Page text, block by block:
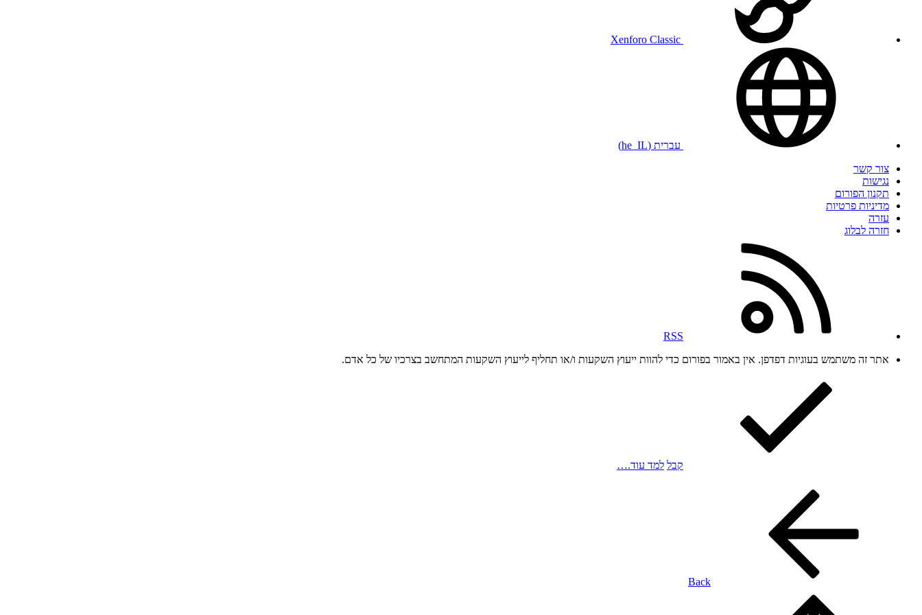
עברית (he_IL)
צור קשר
נגישות
תקנון הפורום
מדיניות פרטיות
עזרה
חזרה לבלוג
RSS
אתר זה משתמש בעוגיות דפדפן. אין באמור בפורום כדי להוות ייעוץ השקעות ו/או תחליף לייעוץ השקעות המתחשב בצרכיו של כל אדם.
קבל למד עוד.…
Back